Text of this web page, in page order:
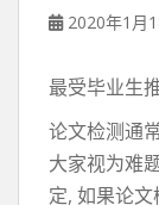
2020年1月
最受毕业生
论文检测通
大家视为难
定, 如果论